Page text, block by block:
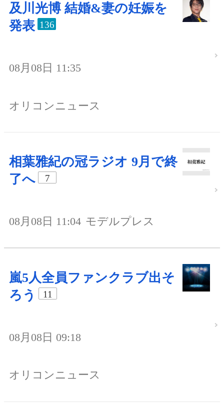
及川光博 結婚&妻の妊娠を
発表 136
08月08日 11:35
オリコンニュース
相葉雅紀の冠ラジオ 9月で終
了へ
7
08月08日 11:04 モデルプレス
嵐5人全員ファンクラブ出そ
ろう
11
08月08日 09:18
オリコンニュース